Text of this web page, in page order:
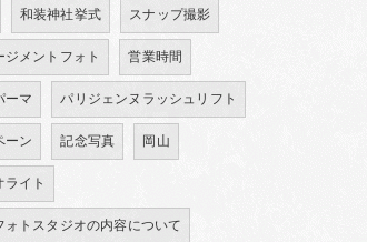
和装神社挙式 スナップ撮影
ジメントフォト 営業時間
ーマ パリジェンヌラッシュリフト
ーン 記念写真 岡山
ライト
ォトスタジオの内容について